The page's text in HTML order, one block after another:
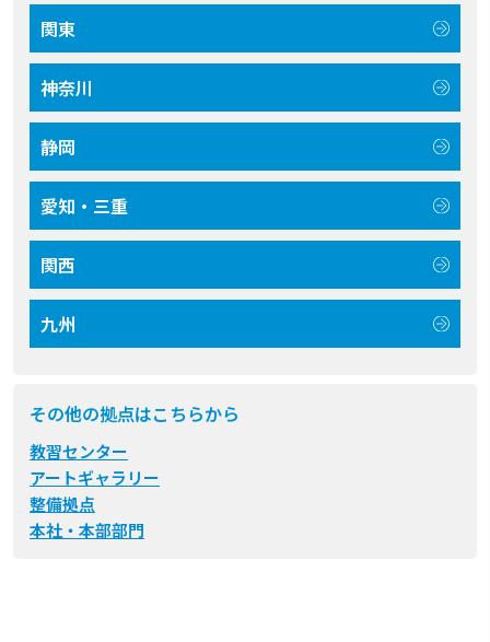
関東
神奈川
静岡
愛知・三重
関西
九州
その他の拠点はこちらから
教習センター
アートギャラリー
整備拠点
本社・本部部門